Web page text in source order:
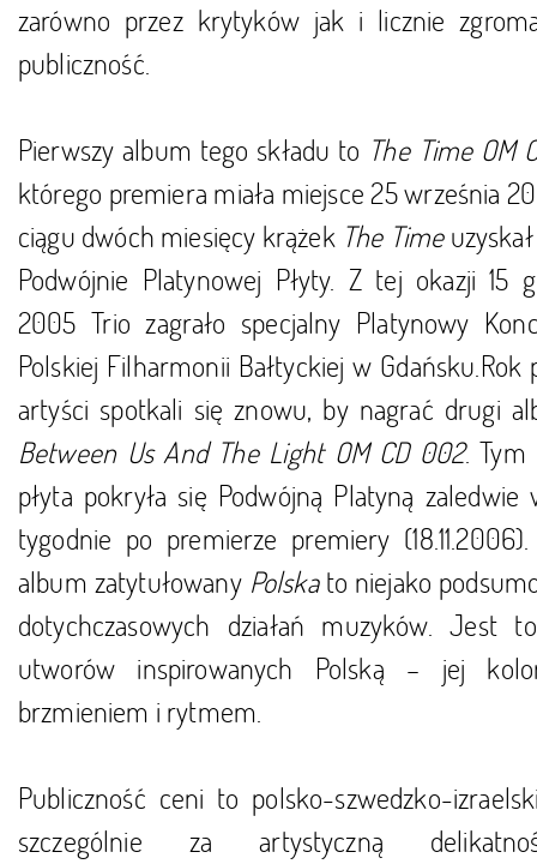
zarówno przez krytyków jak i licznie
publiczność.
Pierwszy album tego składu to The Time OM
którego premiera miała miejsce 25 września
ciągu dwóch miesięcy krążek The Time
Podwójnie Platynowej Płyty. Z tej okazji 15
2005 Trio zagrało specjalny Platynowy
Polskiej Filharmonii Bałtyckiej w Gdańsku.Rok
artyści spotkali się znowu, by nagrać drugi
Between Us And The Light OM CD 002. Tym
płyta pokryła się Podwójną Platyną zaledwie
tygodnie po premierze premiery
album zatytułowany Polskato niejako
dotychczasowych działań muzyków. Jest
utworów inspirowanych Polską – jej
brzmieniem i rytmem.
Publiczność ceni to polsko-szwedzko-
szczególnie za artystyczną